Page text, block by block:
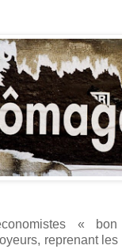
«
reprenant les